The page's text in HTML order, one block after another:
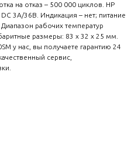
на отказ – 500 000 циклов. НР
3А/36В. Индикация – нет; питание
рабочих температур
размеры: 83 х 32 х 25 мм.
у нас, вы получаете гарантию 24
сервис,